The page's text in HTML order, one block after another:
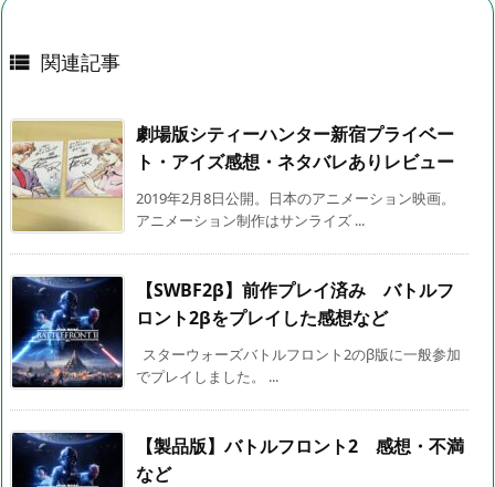
 関連記事
劇場版シティーハンター新宿プライベー
ト・アイズ感想・ネタバレありレビュー
2019年2月8日公開。日本のアニメーション映画。
アニメーション制作はサンライズ ...
【SWBF2β】前作プレイ済み バトルフ
ロント2βをプレイした感想など
スターウォーズバトルフロント2のβ版に一般参加
でプレイしました。 ...
【製品版】バトルフロント2 感想・不満
など